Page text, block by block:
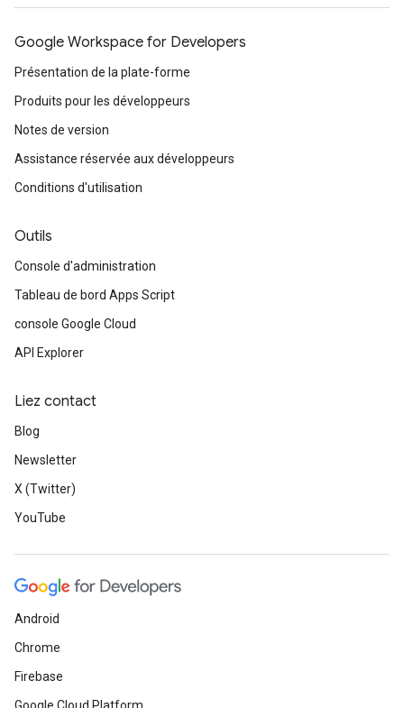
Google Workspace for Developers
Présentation de la plate-forme
Produits pour les développeurs
Notes de version
Assistance réservée aux développeurs
Conditions d'utilisation
Outils
Console d'administration
Tableau de bord Apps Script
console Google Cloud
API Explorer
Liez contact
Blog
Newsletter
X (Twitter)
YouTube
Android
Chrome
Firebase